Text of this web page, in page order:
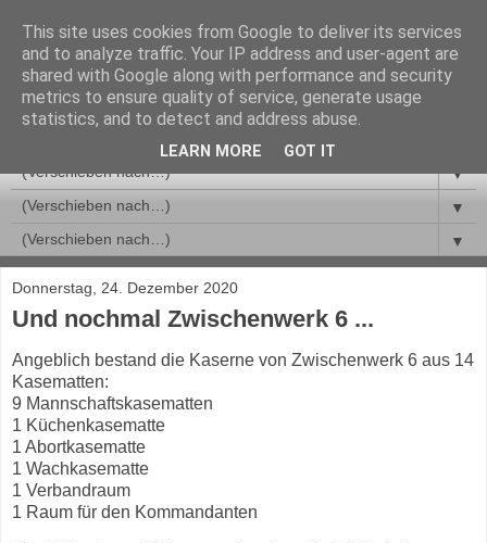
▼
▼
▼
Donnerstag, 24. Dezember 2020
Und nochmal Zwischenwerk 6 ...
Angeblich bestand die Kaserne von Zwischenwerk 6 aus 14
Kasematten:
9 Mannschaftskasematten
1 Küchenkasematte
1 Abortkasematte
1 Wachkasematte
1 Verbandraum
1 Raum für den Kommandanten
This site uses cookies from Google to deliver its services
and to analyze traffic. Your IP address and user-agent are
shared with Google along with performance and security
metrics to ensure quality of service, generate usage
statistics, and to detect and address abuse.
LEARN MORE GOT IT